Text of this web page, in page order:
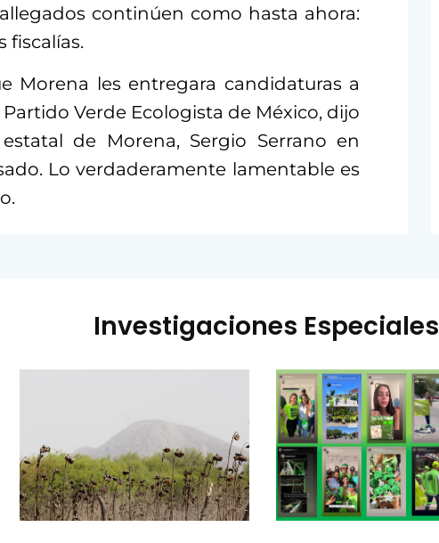
continúen como hasta ahora:
fiscalías.
Morena les entregara candidaturas a
Verde Ecologista de México, dijo
de Morena, Sergio Serrano en
Lo verdaderamente lamentable es
Investigaciones Especiales